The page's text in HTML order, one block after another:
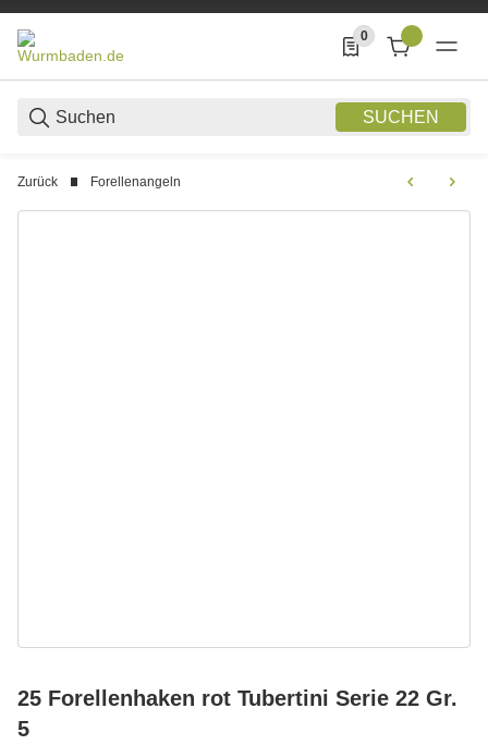
SUCHEN
0
0 Produkte in der
Zurück Forellenangeln
25 Forellenhaken rot Tubertini Serie 22 Gr.
5